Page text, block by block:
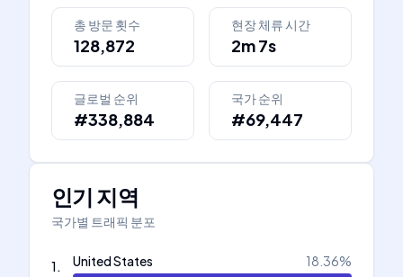
총 방문 횟수
128,872
현장 체류 시간
2m 7s
글로벌 순위
#338,884
국가 순위
#69,447
인기 지역
국가별 트래픽 분포
1. United States 18.36%